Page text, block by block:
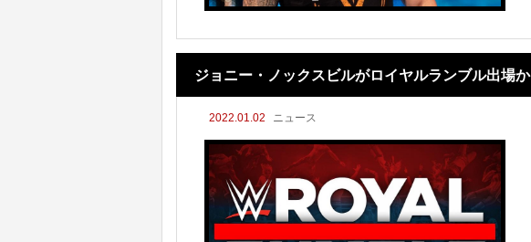
ジョニー・ノックスビルがロイヤルランブル出場か
2022.01.02 ニュース